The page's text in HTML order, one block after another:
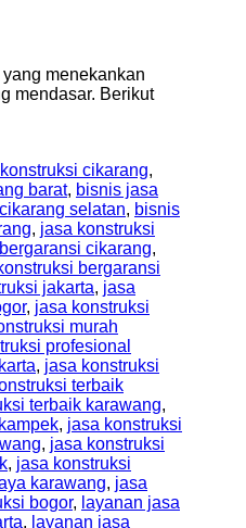
menekankan
mendasar. Berikut
cikarang,
barat, bisnis jasa
selatan, bisnis
, jasa konstruksi
cikarang,
bergaransi
jakarta, jasa
, jasa konstruksi
murah
profesional
, jasa konstruksi
terbaik
terbaik karawang,
, jasa konstruksi
, jasa konstruksi
, jasa konstruksi
karawang, jasa
bogor, layanan jasa
, layanan jasa